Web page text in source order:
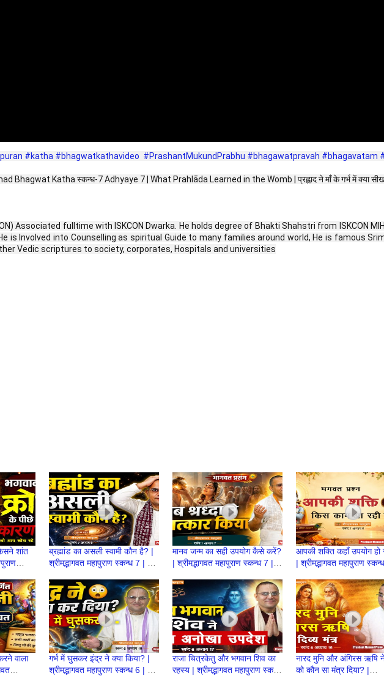
#katha #bhagwatkathavideo #PrashantMukundPrabhu #bhagawatpravah #bhagavatam
Katha स्कन्ध-7 Adhyaye 7 | What Prahlāda Learned in the Womb | प्रह्लाद ने माँ के गर्भ में क्या
Associated fulltime with ISKCON Dwarka. He holds degree of Bhakti Shahstri from
Involved into Counselling as spiritual Guide to many families around world, He is famous
Vedic scriptures to society, corporates, Hospitals and universities
शांत
ब्रह्मांड का असली स्वामी कौन है? |
श्रीमद्भागवत महापुराण स्कन्ध 7 | BP
Prabhu
मानव जन्म का सही उपयोग कैसे करें?
| श्रीमद्भागवत महापुराण स्कन्ध 7 |
Prabhu
आपकी शक्ति कहाँ उपयोग हो
| श्रीमद्भागवत महापुराण
Prabhu
वाला
गर्भ में घुसकर इंद्र ने क्या किया? |
श्रीमद्भागवत महापुराण स्कन्ध 6 | BP
राजा चित्रकेतु और भगवान शिव का
रहस्य | श्रीमद्भागवत महापुराण स्कन्ध
नारद मुनि और अंगिरस ऋषि ने
को कौन सा मंत्र दिया? |